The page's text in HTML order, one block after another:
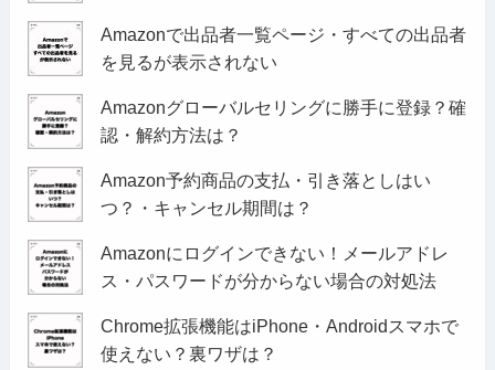
Amazonで出品者一覧ページ・すべての出品者
を見るが表示されない
Amazonグローバルセリングに勝手に登録？確
認・解約方法は？
Amazon予約商品の支払・引き落としはい
つ？・キャンセル期間は？
Amazonにログインできない！メールアドレ
ス・パスワードが分からない場合の対処法
Chrome拡張機能はiPhone・Androidスマホで
使えない？裏ワザは？